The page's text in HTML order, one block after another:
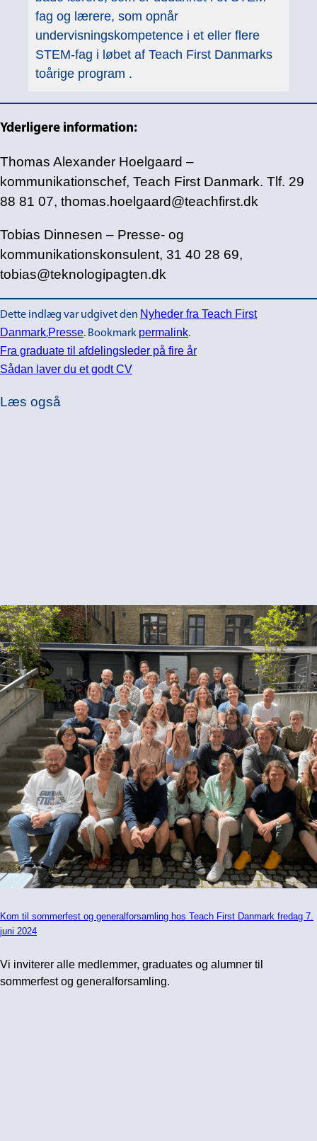
fag og lærere, som opnår
undervisningskompetence i et eller flere
STEM-fag i løbet af Teach First Danmarks
toårige program .
Yderligere information:
Thomas Alexander Hoelgaard –
kommunikationschef, Teach First Danmark. Tlf. 29
88 81 07, thomas.hoelgaard@teachfirst.dk
Tobias Dinnesen – Presse- og
kommunikationskonsulent, 31 40 28 69,
tobias@teknologipagten.dk
Dette indlæg var udgivet den Nyheder fra Teach First
Danmark,Presse. Bookmark permalink.
Fra graduate til afdelingsleder på fire år
Sådan laver du et godt CV
Læs også
Kom til sommerfest og generalforsamling hos Teach First Danmark fredag 7.
juni 2024
Vi inviterer alle medlemmer, graduates og alumner til
sommerfest og generalforsamling.